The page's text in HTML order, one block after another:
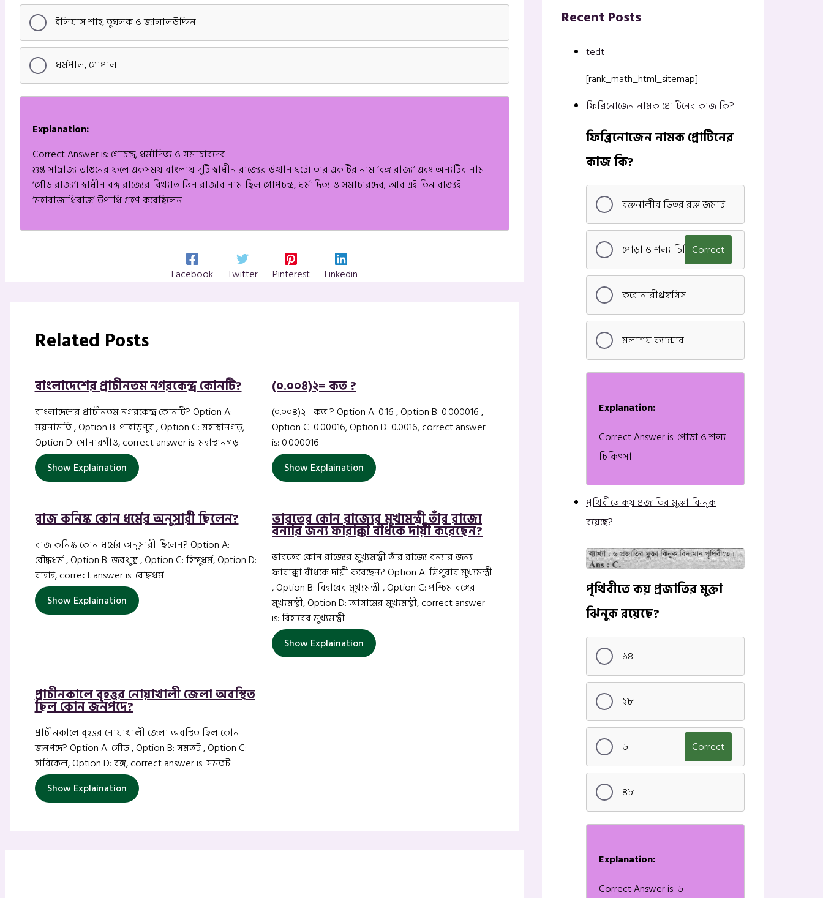
ইলিয়াস শাহ, তুঘলক ও জালালউদ্দিন
ধর্মপাল, গোপাল
Explanation:
Correct Answer is: গোচন্দ্র, ধর্মাদিত্য ও সমাচারদেব
গুপ্ত সাম্রাজ্য ভাঙনের ফলে একসময় বাংলায় দুটি স্বাধীন রাজ্যের উত্থান ঘটে। তার একটির নাম ‘বঙ্গ রাজ্য’ এবং অন্যটির নাম
‘গৌড় রাজ্য’। স্বাধীন বঙ্গ রাজ্যের বিখ্যাত তিন রাজার নাম ছিল গোপচন্দ্র, ধর্মাদিত্য ও সমাচারদেব; আর এই তিন রাজ্যই
‘মহারাজাধিরাজ’ উপাধি গ্রহণ করেছিলেন।
Facebook Twitter Pinterest Linkedin
Related Posts
বাংলাদেশের প্রাচীনতম নগরকেন্দ্র কোনটি?
বাংলাদেশের প্রাচীনতম নগরকেন্দ্র কোনটি? Option A:
ময়নামতি , Option B: পাহাড়পুর , Option C: মহাস্থানগড়,
Option D: সোনারগাঁও, correct answer is: মহাস্থানগড়
Show Explaination
(০.০০৪)২= কত ?
(০.০০৪)২= কত ? Option A: 0.16 , Option B: 0.000016 ,
Option C: 0.00016, Option D: 0.0016, correct answer
is: 0.000016
Show Explaination
রাজ কনিষ্ক কোন ধর্মের অনুসারী ছিলেন?
রাজ কনিষ্ক কোন ধর্মের অনুসারী ছিলেন? Option A:
বৌদ্ধধর্ম , Option B: জরথুস্ত্র , Option C: হিন্দুধর্ম, Option D:
বাহাই, correct answer is: বৌদ্ধধর্ম
Show Explaination
ভারতের কোন রাজ্যের মুখ্যমন্ত্রী তাঁর রাজ্যে
বন্যার জন্য ফারাক্কা বাঁধকে দায়ী করেছেন?
ভারতের কোন রাজ্যের মুখ্যমন্ত্রী তাঁর রাজ্যে বন্যার জন্য
ফারাক্কা বাঁধকে দায়ী করেছেন? Option A: ত্রিপুরার মুখ্যমন্ত্রী
, Option B: বিহারের মুখ্যমন্ত্রী , Option C: পশ্চিম বঙ্গের
মুখ্যমন্ত্রী, Option D: আসামের মুখ্যমন্ত্রী, correct answer
is: বিহারের মুখ্যমন্ত্রী
Show Explaination
প্রাচীনকালে বৃহত্তর নোয়াখালী জেলা অবস্থিত
ছিল কোন জনপদে?
প্রাচীনকালে বৃহত্তর নোয়াখালী জেলা অবস্থিত ছিল কোন
জনপদে? Option A: গৌড় , Option B: সমতট , Option C:
হারিকেল, Option D: বঙ্গ, correct answer is: সমতট
Show Explaination
Recent Posts
tedt
[rank_math_html_sitemap]
ফিব্রিনোজেন নামক প্রোটিনের কাজ কি?
ফিব্রিনোজেন নামক প্রোটিনের
কাজ কি?
রক্তনালীর ভিতর রক্ত জমাট
পোড়া ও শল্য চিকিৎসাCorrect
করোনারীথ্রম্বসিস
মলাশয় ক্যান্সার
Explanation:
Correct Answer is: পোড়া ও শল্য
চিকিৎসা
পৃথিবীতে কয় প্রজাতির মুক্তা ঝিনুক
রয়েছে?
পৃথিবীতে কয় প্রজাতির মুক্তা
ঝিনুক রয়েছে?
১৪
২৮
৬ Correct
৪৮
Explanation:
Correct Answer is: ৬